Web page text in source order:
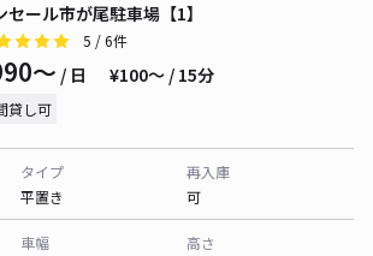
セール市が尾駐車場【1】
5 / 6件
〜 / 日 ¥100〜 / 15分
貸し可
タイプ
平置き
再入庫
可
車幅
高さ